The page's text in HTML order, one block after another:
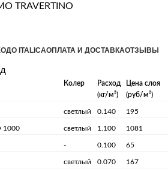
TRAVERTINO
О ITALICAОПЛАТА И ДОСТАВКАОТЗЫВЫ
Колер
Расход
(кг/м²)
Цена слоя
(руб/м²)
светлый 0.140 195
1000 светлый 1.100 1081
- 0.100 65
светлый 0.070 167